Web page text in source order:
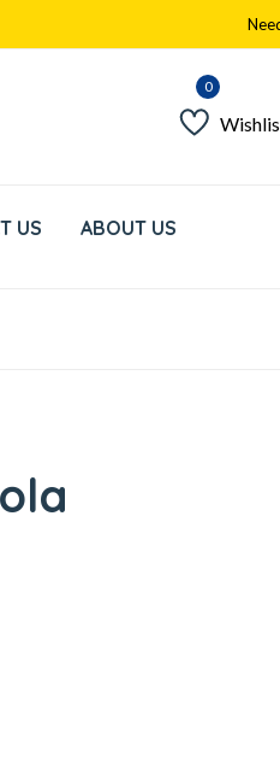
US ABOUT US